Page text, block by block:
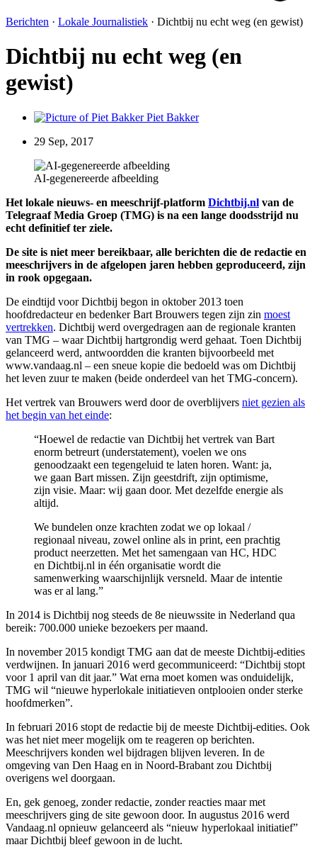
Berichten · Lokale Journalistiek · Dichtbij nu echt weg (en gewist)
Dichtbij nu echt weg (en
gewist)
Piet Bakker
29 Sep, 2017
AI-gegenereerde afbeelding
Het lokale nieuws- en meeschrijf-platform Dichtbij.nl van de
Telegraaf Media Groep (TMG) is na een lange doodsstrijd nu
echt definitief ter ziele.
De site is niet meer bereikbaar, alle berichten die de redactie en
meeschrijvers in de afgelopen jaren hebben geproduceerd, zijn
in rook opgegaan.
De eindtijd voor Dichtbij begon in oktober 2013 toen
hoofdredacteur en bedenker Bart Brouwers tegen zijn zin moest
vertrekken. Dichtbij werd overgedragen aan de regionale kranten
van TMG – waar Dichtbij hartgrondig werd gehaat. Toen Dichtbij
gelanceerd werd, antwoordden die kranten bijvoorbeeld met
www.vandaag.nl – een sneue kopie die bedoeld was om Dichtbij
het leven zuur te maken (beide onderdeel van het TMG-concern).
Het vertrek van Brouwers werd door de overblijvers niet gezien als
het begin van het einde:
“Hoewel de redactie van Dichtbij het vertrek van Bart
enorm betreurt (understatement), voelen we ons
genoodzaakt een tegengeluid te laten horen. Want: ja,
we gaan Bart missen. Zijn geestdrift, zijn optimisme,
zijn visie. Maar: wij gaan door. Met dezelfde energie als
altijd.
We bundelen onze krachten zodat we op lokaal /
regionaal niveau, zowel online als in print, een prachtig
product neerzetten. Met het samengaan van HC, HDC
en Dichtbij.nl in één organisatie wordt die
samenwerking waarschijnlijk versneld. Maar de intentie
was er al lang.”
In 2014 is Dichtbij nog steeds de 8e nieuwssite in Nederland qua
bereik: 700.000 unieke bezoekers per maand.
In november 2015 kondigt TMG aan dat de meeste Dichtbij-edities
verdwijnen. In januari 2016 werd gecommuniceerd: “Dichtbij stopt
voor 1 april van dit jaar.” Wat erna moet komen was onduidelijk,
TMG wil “nieuwe hyperlokale initiatieven ontplooien onder sterke
hoofdmerken”.
In februari 2016 stopt de redactie bij de meeste Dichtbij-edities. Ook
was het niet meer mogelijk om te reageren op berichten.
Meeschrijvers konden wel bijdragen blijven leveren. In de
omgeving van Den Haag en in Noord-Brabant zou Dichtbij
overigens wel doorgaan.
En, gek genoeg, zonder redactie, zonder reacties maar met
meeschrijvers ging de site gewoon door. In augustus 2016 werd
Vandaag.nl opnieuw gelanceerd als “nieuw hyperlokaal initiatief”
maar Dichtbij bleef gewoon in de lucht.